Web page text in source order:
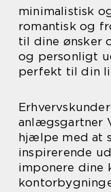
minimalistisk
romantisk og
til dine ønsker
og personligt
perfekt til din
anlægsgartner
hjælpe med at
inspirerende
imponere dine